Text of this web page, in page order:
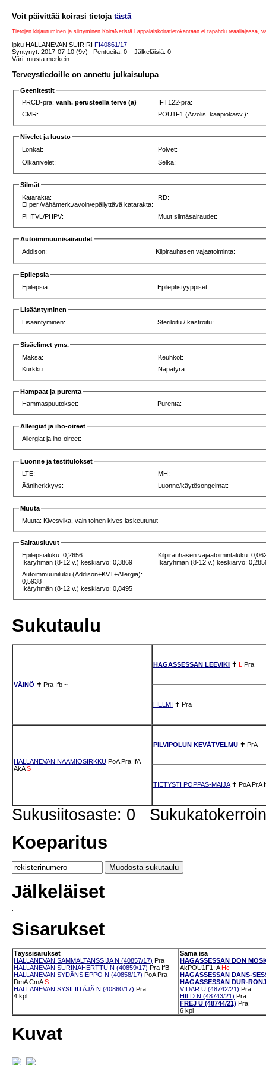
Voit päivittää koirasi tietoja tästä
Tietojen kirjautuminen ja siirtyminen KoiraNetistä Lappalaiskoiratietokantaan ei tapahdu
lpku HALLANEVAN SUIRIRI FI40861/17
Syntynyt: 2017-07-10 (9v) Pentueita: 0 Jälkeläisiä: 0
Väri: musta merkein
Terveystiedoille on annettu julkaisulupa
Geenitestit
PRCD-pra:vanh. perusteella terve (a)
IFT122-pra:
CMR:
POU1F1 (Aivolis. kääpiökasv.):
Nivelet ja luusto
Lonkat:
Polvet:
Olkanivelet:
Selkä:
Silmät
Katarakta:
Ei per./vähämerk./avoin/epäilyttävä katarakta:
RD:
PHTVL/PHPV: Muut silmäsairaudet:
Autoimmuunisairaudet
Addison:
Kilpirauhasen vajaatoiminta:
Epilepsia
Epilepsia:
Epileptistyyppiset:
Lisääntyminen
Lisääntyminen:
Steriloitu / kastroitu:
Sisäelimet yms.
Maksa:
Keuhkot:
Kurkku:
Napatyrä:
Hampaat ja purenta
Hammaspuutokset:
Purenta:
Allergiat ja iho-oireet
Allergiat ja iho-oireet:
Luonne ja testitulokset
LTE:
MH:
Ääniherkkyys:
Luonne/käytösongelmat:
Muuta
Muuta: Kivesvika, vain toinen kives laskeutunut
Sairausluvut
Epilepsialuku: 0,2656
Ikäryhmän (8-12 v.) keskiarvo: 0,3869
Kilpirauhasen vajaatoimintaluku:
Ikäryhmän (8-12 v.) keskiarvo:
Autoimmuuniluku (Addison+KVT+Allergia):
0,5938
Ikäryhmän (8-12 v.) keskiarvo: 0,8495
Sukutaulu
VÄINÖ ✝ Pra Ifb ~
HAGASSESSAN LEEVIKI ✝ L Pra
HELMI ✝ Pra
HALLANEVAN NAAMIOSIRKKU PoA Pra IfA
AkA S
PILVIPOLUN KEVÄTVELMU ✝ PrA
TIETYSTI POPPAS-MAIJA✝ PoA PrA
Sukusiitosaste: 0
Koeparitus
Jälkeläiset
Sisarukset
Täyssisarukset
HALLANEVAN SAMMALTANSSIJA N (40857/17) Pra
HALLANEVAN SURINAHERTTU N (40859/17) Pra IfB
HALLANEVAN SYDÄNSIEPPO N (40858/17) PoA Pra
DmA CmA S
HALLANEVAN SYSILIITÄJÄ N (40860/17) Pra
4 kpl
Sama isä
HAGASSESSAN DON
AkPOU1F1: A Hc
HAGASSESSAN DANS-
HAGASSESSAN DUR-
VIDAR U (48742/21) Pra
HILD N (48743/21) Pra
FREJ U (48744/21) Pra
6 kpl
Kuvat